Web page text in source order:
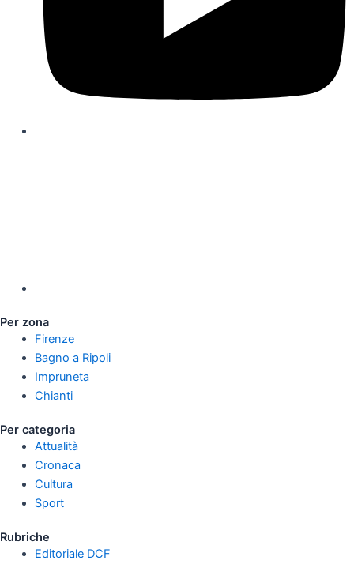
Per zona
Firenze
Bagno a Ripoli
Impruneta
Chianti
Per categoria
Attualità
Cronaca
Cultura
Sport
Rubriche
Editoriale DCF